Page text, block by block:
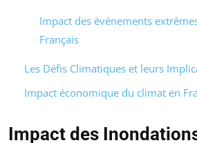
Impact des événements
Français
Les Défis Climatiques et leurs
Impact économique du climat en
Impact des